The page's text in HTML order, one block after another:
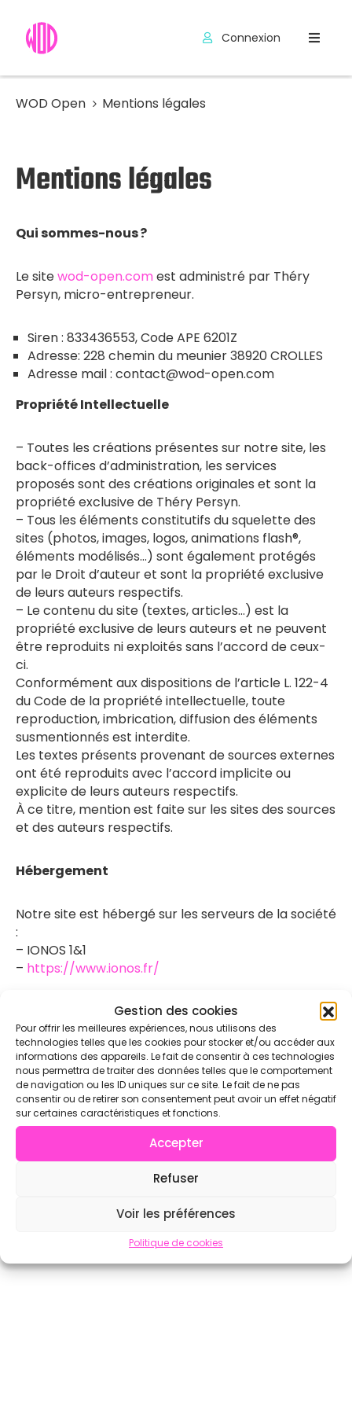
Gestion des cookies
Pour offrir les meilleures expériences, nous utilisons des
technologies telles que les cookies pour stocker et/ou accéder aux
informations des appareils. Le fait de consentir à ces technologies
nous permettra de traiter des données telles que le comportement
de navigation ou les ID uniques sur ce site. Le fait de ne pas
consentir ou de retirer son consentement peut avoir un effet négatif
sur certaines caractéristiques et fonctions.
Accepter
Refuser
Voir les préférences
Politique de cookies
WOD
Outils
Codes
Connexion
WOD Open Mentions légales
Mentions légales
Qui sommes-nous ?
Le sitewod-open.comest administré par Théry
Persyn, micro-entrepreneur.
Siren : 833436553, Code APE 6201Z
Adresse: 228 chemin du meunier 38920 CROLLES
Adresse mail : contact@wod-open.com
Propriété Intellectuelle
– Toutes les créations présentes sur notre site, les
back-offices d’administration, les services
proposés sont des créations originales et sont la
propriété exclusive de Théry Persyn.
– Tous les éléments constitutifs du squelette des
sites (photos, images, logos, animations flash®,
éléments modélisés…) sont également protégés
par le Droit d’auteur et sont la propriété exclusive
de leurs auteurs respectifs.
– Le contenu du site (textes, articles…) est la
propriété exclusive de leurs auteurs et ne peuvent
être reproduits ni exploités sans l’accord de ceux-
ci.
Conformément aux dispositions de l’article L. 122-4
du Code de la propriété intellectuelle, toute
reproduction, imbrication, diffusion des éléments
susmentionnés est interdite.
Les textes présents provenant de sources externes
ont été reproduits avec l’accord implicite ou
explicite de leurs auteurs respectifs.
À ce titre, mention est faite sur les sites des sources
et des auteurs respectifs.
Hébergement
Notre site est hébergé sur les serveurs de la société
:
– IONOS 1&1
– https://www.ionos.fr/